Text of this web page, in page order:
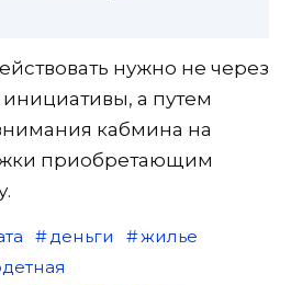
нужно не через
а путем
кабмина на
приобретающим
деньги
жилье